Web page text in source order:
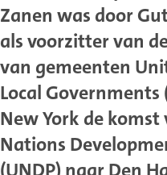
Zanen was door
als voorzitter van
van gemeenten
Local Governments
New York de
Nations